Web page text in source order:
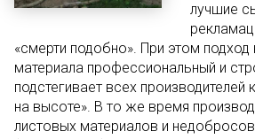
лучшие
«смерти подобно». При этом
материала профессиональный и
подстегивает всех производителей
на высоте». В то же время
листовых материалов и